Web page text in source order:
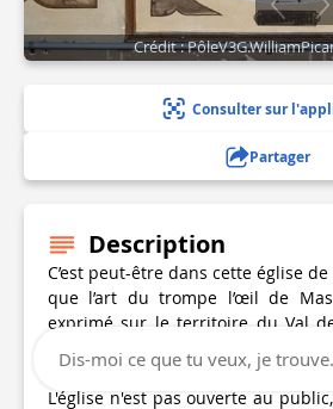
Crédit :
Consulter sur
Partager
Description
C’est peut-être dans cette église
que l’art du trompe l’œil de
exprimé sur le territoire du Val de
fut entièrement peint en à peine
printemps 1940.
L'église n'est pas ouverte au
Dis-moi ce que tu veux, je